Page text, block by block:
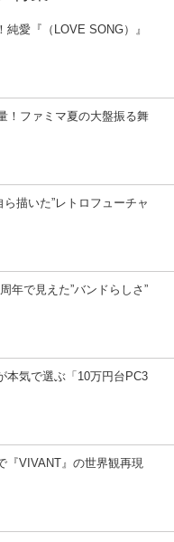
愛『（LOVE SONG）』
！ファミマ夏の大盤振る舞
描いた”レトロフューチャ
年で見えた”バンドらしさ”
本気で選ぶ「10万円台PC3
『VIVANT』の世界観再現